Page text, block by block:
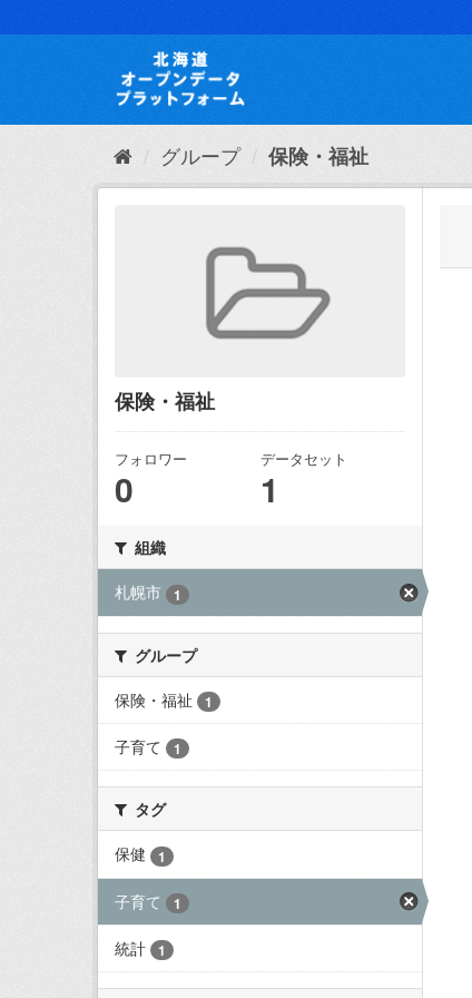
キ
て
グループ 保険・福祉
保険・福祉
フォロワー
0
データセット
1
組織
札幌市
1
グループ
保険・福祉
1
子育て 1
タグ
保健
1
子育て 1
統計 1